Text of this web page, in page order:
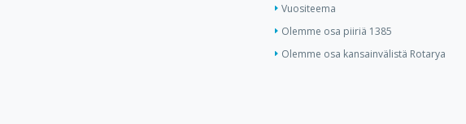
Vuositeema
Olemme osa piiriä 1385
Olemme osa kansainvälistä Rotarya